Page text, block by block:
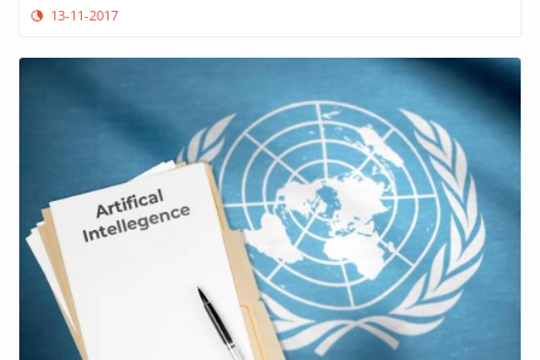
13-11-2017